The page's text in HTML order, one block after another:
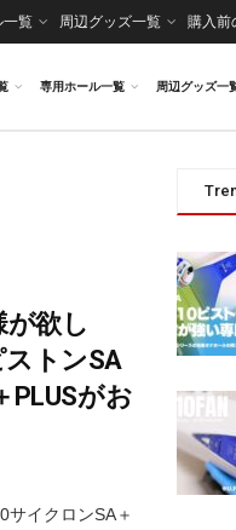
一覧 周辺グッズ一覧 購入前
専用ホール一覧 周辺グッズ一
が欲し
トンSA
PLUSがお
サイクロンSA＋